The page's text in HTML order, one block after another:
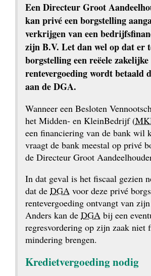
Een Directeur Groot
kan privé een borgstelling
verkrijgen van een
zijn B.V. Let dan wel op dat er
borgstelling een reëele zakelijke
rentevergoeding wordt betaald
aan de DGA.
Wanneer een Besloten
het Midden- en KleinBedrijf (
een financiering van de bank wil
vraagt de bank meestal op privé
de Directeur Groot
In dat geval is het fiscaal gezien
dat de DGA voor deze privé
rente­vergoeding ontvangt van
Anders kan de DGA bij een
regresvordering op zijn zaak niet
mindering brengen.
Kredietvergoeding nodig